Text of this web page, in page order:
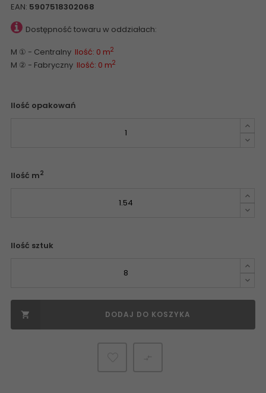
EAN: 5907518302068
Dostępność towaru w oddziałach:
M ① - Centralny Ilość: 0 m2
M ② - Fabryczny Ilość: 0 m2
Ilość opakowań
Ilość m2
Ilość sztuk
 DODAJ DO KOSZYKA